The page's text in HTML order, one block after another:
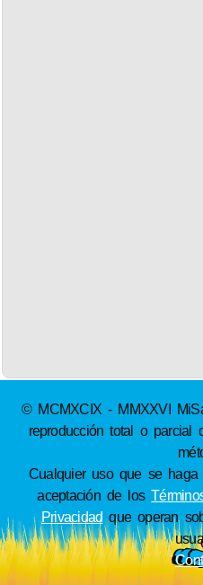
© MCMXCIX - MMXXVI
reproducción total o parcial
Cualquier uso que se
aceptación de los
Privacidad que operan